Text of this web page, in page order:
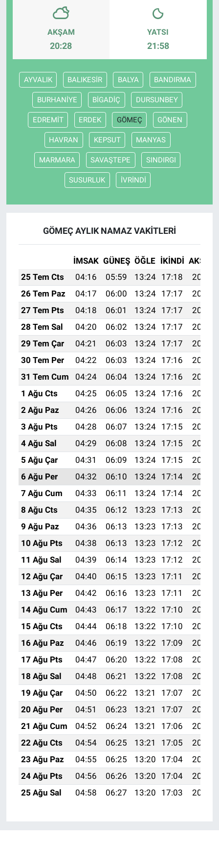
AKŞAM
20:28
YATSI
21:58
AYVALIK BALIKESİR BALYA BANDIRMA
BURHANİYE BİGADİÇ DURSUNBEY
EDREMİT ERDEK GÖMEÇ GÖNEN
HAVRAN KEPSUT MANYAS
MARMARA SAVAŞTEPE SINDIRGI
SUSURLUK İVRİNDİ
GÖMEÇ AYLIK NAMAZ VAKITLERI
İMSAK GÜNEŞ ÖĞLE İKINDI AKŞAM
25 Tem Cts
04:16 05:59 13:24 17:18
20:39
26 Tem Paz
04:17 06:00 13:24 17:17
20:39
27 Tem Pts
04:18 06:01 13:24 17:17
20:38
28 Tem Sal
04:20 06:02 13:24 17:17
20:37
29 Tem Çar
04:21 06:03 13:24 17:17
20:36
30 Tem Per
04:22 06:03 13:24 17:16
20:35
31 Tem Cum
04:24 06:04 13:24 17:16
20:34
1 Ağu Cts
04:25 06:05 13:24 17:16
20:33
2 Ağu Paz
04:26 06:06 13:24 17:16
20:32
3 Ağu Pts
04:28 06:07 13:24 17:15
20:31
4 Ağu Sal
04:29 06:08 13:24 17:15
20:30
5 Ağu Çar
04:31 06:09 13:24 17:15
20:29
6 Ağu Per
04:32 06:10 13:24 17:14
20:28
7 Ağu Cum
04:33 06:11 13:24 17:14
20:26
8 Ağu Cts
04:35 06:12 13:23 17:13
20:25
9 Ağu Paz
04:36 06:13 13:23 17:13
20:24
10 Ağu Pts
04:38 06:13 13:23 17:12
20:23
11 Ağu Sal
04:39 06:14 13:23 17:12
20:22
12 Ağu Çar
04:40 06:15 13:23 17:11
20:20
13 Ağu Per
04:42 06:16 13:23 17:11
20:19
14 Ağu Cum
04:43 06:17 13:22 17:10
20:18
15 Ağu Cts
04:44 06:18 13:22 17:10
20:16
16 Ağu Paz
04:46 06:19 13:22 17:09
20:15
17 Ağu Pts
04:47 06:20 13:22 17:08
20:14
18 Ağu Sal
04:48 06:21 13:22 17:08
20:12
19 Ağu Çar
04:50 06:22 13:21 17:07
20:11
20 Ağu Per
04:51 06:23 13:21 17:07
20:10
21 Ağu Cum
04:52 06:24 13:21 17:06
20:08
22 Ağu Cts
04:54 06:25 13:21 17:05
20:07
23 Ağu Paz
04:55 06:25 13:20 17:04
20:05
24 Ağu Pts
04:56 06:26 13:20 17:04
20:04
25 Ağu Sal
04:58 06:27 13:20 17:03 20:02